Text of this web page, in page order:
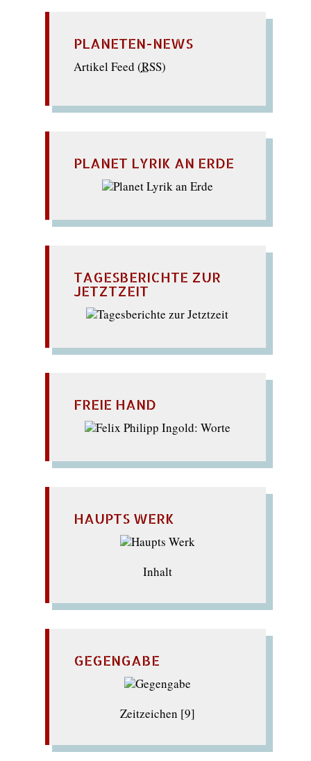
PLANETEN-NEWS
Artikel Feed (RSS)
PLANET LYRIK AN ERDE
TAGESBERICHTE ZUR
JETZTZEIT
FREIE HAND
HAUPTS WERK
Inhalt
GEGENGABE
Zeitzeichen [9]